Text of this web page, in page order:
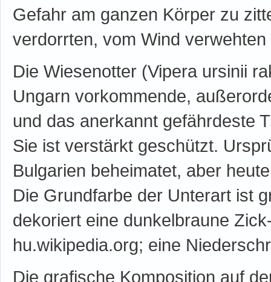
Gefahr am ganzen Körper zu
verdorrten, vom Wind
Die Wiesenotter (Vipera ursinii
Ungarn vorkommende,
und das anerkannt gefährdeste
Sie ist verstärkt geschützt.
Bulgarien beheimatet, aber
Die Grundfarbe der Unterart ist
dekoriert eine dunkelbraune
hu.wikipedia.org; eine
Die grafische Komposition auf